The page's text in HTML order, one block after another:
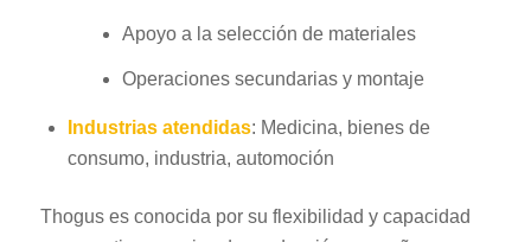
Apoyo a la selección de materiales
Operaciones secundarias y montaje
Industrias atendidas: Medicina, bienes de
consumo, industria, automoción
Thogus es conocida por su flexibilidad y capacidad